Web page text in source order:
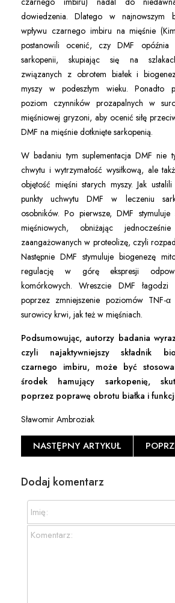
dowiedzenia. Dlatego w najnowszym
wpływu czarnego imbiru na mięśnie
postanowili ocenić, czy DMF
sarkopenii, skupiając się na
związanych z obrotem białek i
myszy w podeszłym wieku. Ponadto
poziom czynników prozapalnych w
mięśniowej gryzoni, aby ocenić siłę
DMF na mięśnie dotknięte sarkopenią.
W badaniu tym suplementacja DMF nie
chwytu i wytrzymałość wysiłkową, ale
objętość mięśni starych myszy. Jak
punkty uchwytu DMF w leczeniu
osobników. Po pierwsze, DMF stymuluje
mięśniowych, obniżając
zaangażowanych w proteolizę, czyli
Następnie DMF stymuluje biogenezę
regulację w górę ekspresji
komórkowych. Wreszcie DMF łagodzi
poprzez zmniejszenie poziomów
surowicy krwi, jak też w mięśniach.
Podsumowując, autorzy badania
czyli najaktywniejszy składnik
czarnego imbiru, może być
środek hamujący sarkopenię,
poprzez poprawę obrotu białka i
Sławomir Ambroziak
NASTĘPNY ARTYKUŁ
Dodaj komentarz